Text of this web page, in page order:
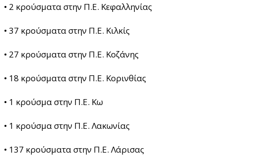
• 2 κρούσματα στην Π.Ε. Κεφαλληνίας
• 37 κρούσματα στην Π.Ε. Κιλκίς
• 27 κρούσματα στην Π.Ε. Κοζάνης
• 18 κρούσματα στην Π.Ε. Κορινθίας
• 1 κρούσμα στην Π.Ε. Κω
• 1 κρούσμα στην Π.Ε. Λακωνίας
• 137 κρούσματα στην Π.Ε. Λάρισας